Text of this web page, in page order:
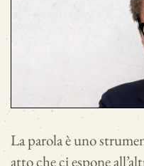
La parola è uno
atto che ci espone